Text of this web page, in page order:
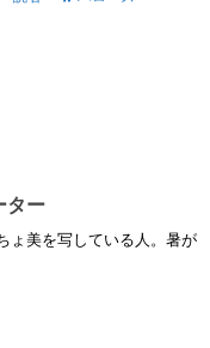
ター
ょ美を写している人。暑が